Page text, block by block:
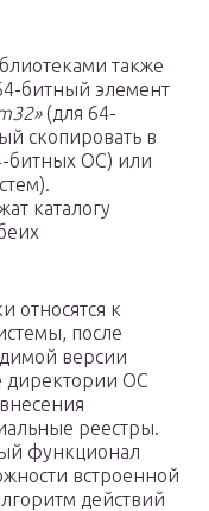
также
битный элемент
(для 64-
скопировать в
битных ОС) или
каталогу
относятся к
после
версии
директории ОС
реестры.
функционал
встроенной
действий